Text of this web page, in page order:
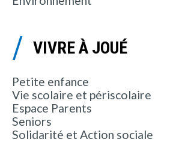
VIVRE À JOUÉ
Petite enfance
Vie scolaire et périscolaire
Espace Parents
Seniors
Solidarité et Action sociale